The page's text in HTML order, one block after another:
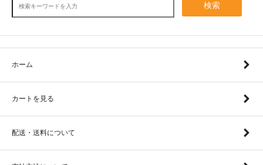
検索
ホーム
カートを見る
配送・送料について